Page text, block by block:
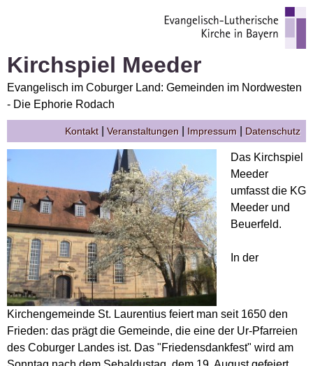
Kirchspiel Meeder
Evangelisch im Coburger Land: Gemeinden im Nordwesten
- Die Ephorie Rodach
Kontakt| Veranstaltungen Impressum Datenschutz
Das Kirchspiel
Meeder
umfasst die KG
Meeder und
Beuerfeld.
In der
Kirchengemeinde St. Laurentius feiert man seit 1650 den
Frieden: das prägt die Gemeinde, die eine der Ur-Pfarreien
des Coburger Landes ist. Das "Friedensdankfest" wird am